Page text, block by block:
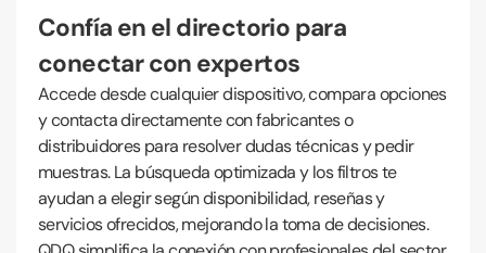
Confía en el directorio para
conectar con expertos
Accede desde cualquier dispositivo, compara opciones
y contacta directamente con fabricantes o
distribuidores para resolver dudas técnicas y pedir
muestras. La búsqueda optimizada y los filtros te
ayudan a elegir según disponibilidad, reseñas y
servicios ofrecidos, mejorando la toma de decisiones.